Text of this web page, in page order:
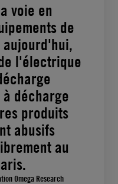
voie en
de
l'électrique
décharge
produits
abusifs
au
Omega Research